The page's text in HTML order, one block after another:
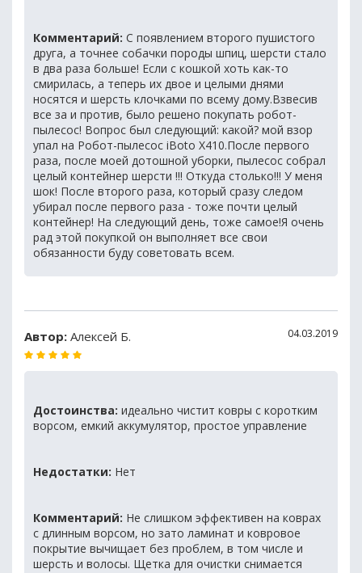
Комментарий: С появлением второго пушистого
друга, а точнее собачки породы шпиц, шерсти стало
в два раза больше! Если с кошкой хоть как-то
смирилась, а теперь их двое и целыми днями
носятся и шерсть клочками по всему дому.Взвесив
все за и против, было решено покупать робот-
пылесос! Вопрос был следующий: какой? мой взор
упал на Робот-пылесос iBoto X410.После первого
раза, после моей дотошной уборки, пылесос собрал
целый контейнер шерсти !!! Откуда столько!!! У меня
шок! После второго раза, который сразу следом
убирал после первого раза - тоже почти целый
контейнер! На следующий день, тоже самое!Я очень
рад этой покупкой он выполняет все свои
обязанности буду советовать всем.
Автор: Алексей Б. 04.03.2019
Достоинства: идеально чистит ковры с коротким
ворсом, емкий аккумулятор, простое управление
Недостатки: Нет
Комментарий: Не слишком эффективен на коврах
с длинным ворсом, но зато ламинат и ковровое
покрытие вычищает без проблем, в том числе и
шерсть и волосы. Щетка для очистки снимается